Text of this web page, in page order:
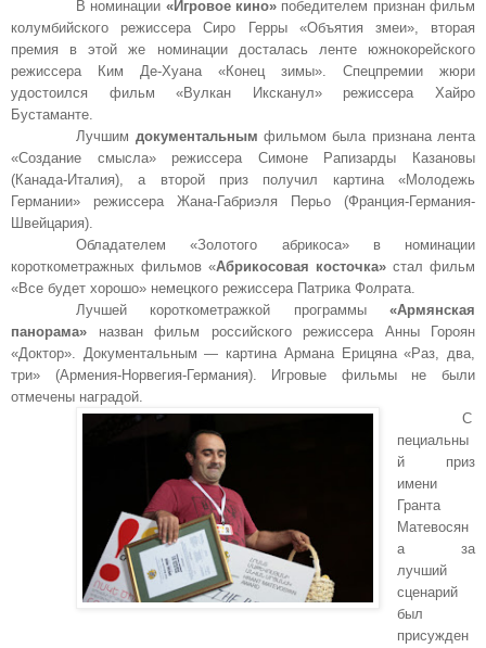
В номинации «Игровое кино» победителем признан фильм
колумбийского режиссера Сиро Герры «Объятия змеи», вторая
премия в этой же номинации досталась ленте южнокорейского
режиссера Ким Де-Хуана «Конец зимы». Спецпремии жюри
удостоился фильм «Вулкан Иксканул» режиссера Хайро
Бустаманте.
Лучшим документальным фильмом была признана лента
«Создание смысла» режиссера Симоне Рапизарды Казановы
(Канада-Италия), а второй приз получил картина «Молодежь
Германии» режиссера Жана-Габриэля Перьо (Франция-Германия-
Швейцария).
Обладателем «Золотого абрикоса» в номинации
короткометражных фильмов «Абрикосовая косточка» стал фильм
«Все будет хорошо» немецкого режиссера Патрика Фолрата.
Лучшей короткометражкой программы «Армянская
панорама» назван фильм российского режиссера Анны Гороян
«Доктор». Документальным — картина Армана Ерицяна «Раз, два,
три» (Армения-Норвегия-Германия). Игровые фильмы не были
отмечены наградой.
С
пециальны
й приз
имени
Гранта
Матевосян
а за
лучший
сценарий
был
присужден